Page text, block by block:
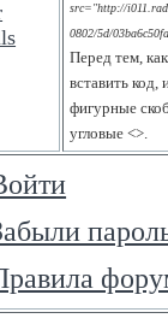
src="http://
0802/5d/
Перед тем, как
вставить код,
фигурные
угловые <>.